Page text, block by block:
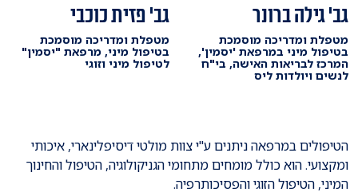
גב' גילה ברונר
מטפלת ומדריכה מוסמכת
בטיפול מיני במרפאת 'יסמין',
המרכז לבריאות האישה, בי"ח
לנשים ויולדות ליס
גב' פזית כוכבי
מטפלת ומדריכה מוסמכת
בטיפול מיני, מרפאת "יסמין"
לטיפול מיני וזוגי
הטיפולים במרפאה ניתנים ע"י צוות מולטי דיסיפלינארי, איכותי
ומקצועי. הוא כולל מומחים מתחומי הגניקולוגיה, הטיפול והחינוך
המיני, הטיפול הזוגי והפסיכותרפיה.